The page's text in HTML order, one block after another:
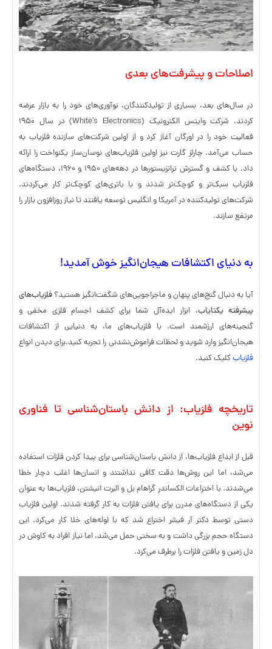
اصلاحات و پیشرفت‌های بعدی
در سال‌های بعد، بسیاری از تولیدکنندگان، نوآوری‌های خود را به بازار عرضه
کردند. شرکت وایتس الکترونیک (White’s Electronics) در سال ۱۹۵۰
فعالیت خود را در اورگان آغاز کرد و از اولین شرکت‌های سازنده فلزیاب به
حساب می‌آمد. چارلز گارت نیز اولین فلزیاب‌های نوسان‌ساز یکنواخت را ارائه
داد. با کشف و گسترش ترانزیستورها در دهه‌های ۱۹۵۰ و ۱۹۶۰، دستگاه‌های
فلزیاب سبک‌تر و کوچک‌تر شدند و با باتری‌های کوچک‌تر کار می‌کردند.
شرکت‌های تولیدکننده در آمریکا و انگلیس توسعه یافتند تا نیاز روزافزون بازار را
مرتفع سازند.
به دنیای اکتشافات هیجان‌انگیز خوش آمدید!
آیا به دنبال گنج‌های پنهان و ماجراجویی‌های شگفت‌انگیز هستید؟ فلزیاب‌های
پیشرفته یکتایاب، ابزار ایده‌آل شما برای کشف اجسام فلزی مخفی و
گنجینه‌های ارزشمند است. با فلزیاب‌های ما، به دنیایی از اکتشافات
هیجان‌انگیز وارد شوید و لحظات فراموش‌نشدنی را تجربه کنید.برای دیدن انواع
فلزیابکلیک کنید.
تاریخچه فلزیاب: از دانش باستان‌شناسی تا فناوری
نوین
قبل از ابداع فلزیاب‌ها، از دانش باستان‌شناسی برای پیدا کردن فلزات استفاده
می‌شد، اما این روش‌ها دقت کافی نداشتند و انسان‌ها اغلب دچار خطا
می‌شدند. با اختراعات الکساندر گراهام بل و البرت انیشتن، فلزیاب‌ها به عنوان
یکی از دستگاه‌های مدرن برای یافتن فلزات به کار گرفته شدند. اولین فلزیاب
دستی توسط دکتر آر فیشر اختراع شد که با لوله‌های خلا کار می‌کرد. این
دستگاه حجم بزرگی داشت و به سختی حمل می‌شد، اما نیاز افراد به کاوش در
دل زمین و یافتن فلزات را برطرف می‌کرد.